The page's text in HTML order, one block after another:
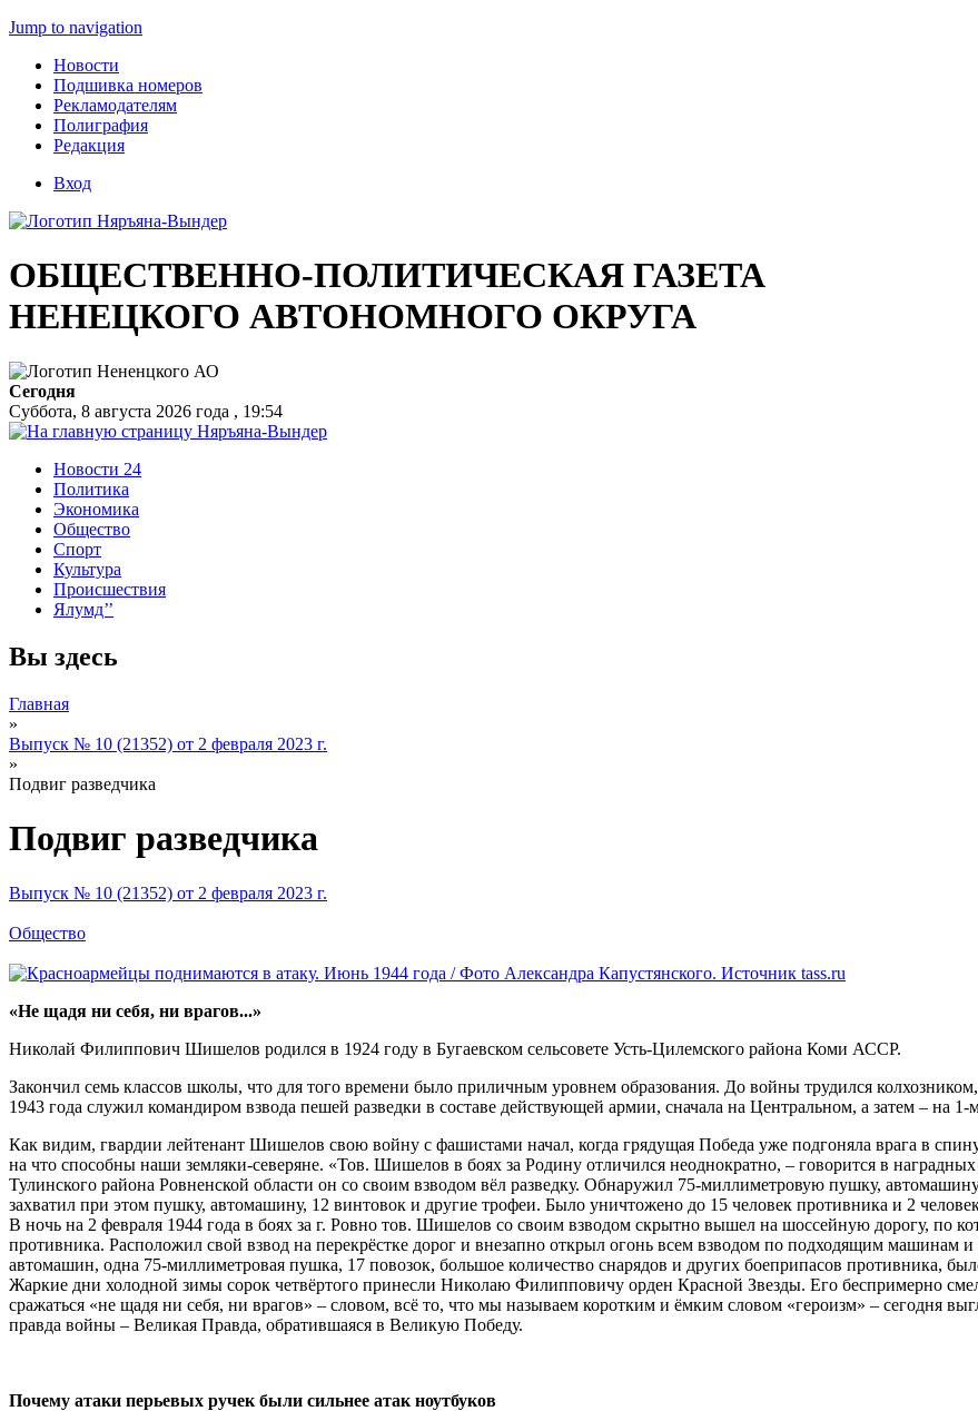
Jump to navigation
Новости
Подшивка номеров
Рекламодателям
Полиграфия
Редакция
Вход
ОБЩЕСТВЕННО-ПОЛИТИЧЕСКАЯ ГАЗЕТА
НЕНЕЦКОГО АВТОНОМНОГО ОКРУГА
Сегодня
Суббота, 8 августа 2026 года , 19:54
Новости 24
Политика
Экономика
Общество
Спорт
Культура
Происшествия
Ялумд’’
Вы здесь
Главная
»
Выпуск № 10 (21352) от 2 февраля 2023 г.
»
Подвиг разведчика
Подвиг разведчика
Выпуск № 10 (21352) от 2 февраля 2023 г.
Общество
«Не щадя ни себя, ни врагов...»
Николай Филиппович Шишелов родился в 1924 году в Бугаевском сельсовете Усть-Цилемского района Коми АССР.
Закончил семь классов школы, что для того времени было приличным уровнем образования. До войны трудился
1943 года служил командиром взвода пешей разведки в составе действующей армии, сначала на Центральном, а затем – на
Как видим, гвардии лейтенант Шишелов свою войну с фашистами начал, когда грядущая Победа уже подгоняла врага в
на что способны наши земляки-северяне. «Тов. Шишелов в боях за Родину отличился неоднократно, – говорится в
Тулинского района Ровненской области он со своим взводом вёл разведку. Обнаружил 75-миллиметровую пушку,
захватил при этом пушку, автомашину, 12 винтовок и другие трофеи. Было уничтожено до 15 человек противника и 2
В ночь на 2 февраля 1944 года в боях за г. Ровно тов. Шишелов со своим взводом скрытно вышел на шоссейную дорогу, по
противника. Расположил свой взвод на перекрёстке дорог и внезапно открыл огонь всем взводом по подходящим машинам
автомашин, одна 75-миллиметровая пушка, 17 повозок, большое количество снарядов и других боеприпасов противника,
Жаркие дни холодной зимы сорок четвёртого принесли Николаю Филипповичу орден Красной Звезды. Его беспримерно
сражаться «не щадя ни себя, ни врагов» – словом, всё то, что мы называем коротким и ёмким словом «героизм» – сегодня
правда войны – Великая Правда, обратившаяся в Великую Победу.
Почему атаки перьевых ручек были сильнее атак ноутбуков